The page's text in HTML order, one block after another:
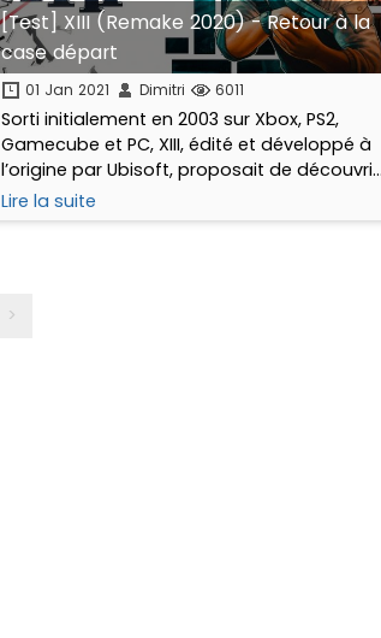
[Test] XIII (Remake 2020) - Retour à la
case départ
01 Jan 2021 Dimitri 6011
Sorti initialement en 2003 sur Xbox, PS2,
Gamecube et PC, XIII, édité et développé à
l’origine par Ubisoft, proposait de découvrir
les aventures de Steve Rowland, un homme
amnésique retrouvé blessé - et
Lire la suite
>